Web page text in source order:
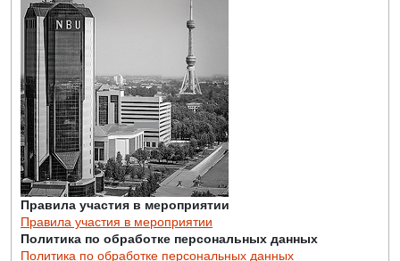
Правила участия в мероприятии
Правила участия в мероприятии
Политика по обработке персональных данных
Политика по обработке персональных данных